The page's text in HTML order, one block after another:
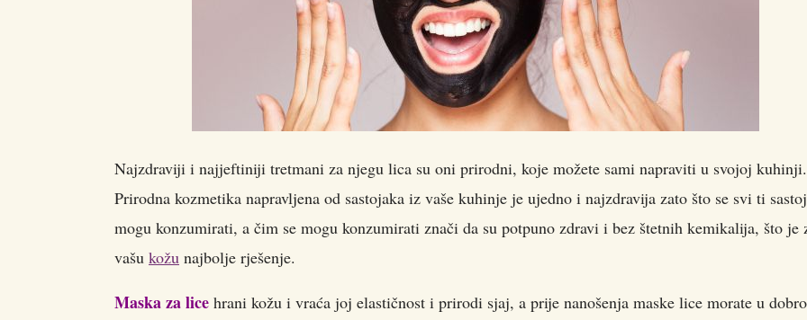
Najzdraviji i najjeftiniji tretmani za njegu lica su oni prirodni, koje možete sami napraviti u svojoj kuhinji.
Prirodna kozmetika napravljena od sastojaka iz vaše kuhinje je ujedno i najzdravija zato što se svi ti
mogu konzumirati, a čim se mogu konzumirati znači da su potpuno zdravi i bez štetnih kemikalija, što je
vašu kožu najbolje rješenje.
Maska za lice hrani kožu i vraća joj elastičnost i prirodi sjaj, a prije nanošenja maske lice morate u dobro